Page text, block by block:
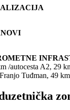
/autocesta A2, 29
Tuđman, 49 km